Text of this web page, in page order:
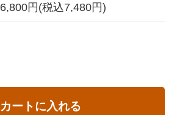
6,800円(税込7,480円)
カートに入れる